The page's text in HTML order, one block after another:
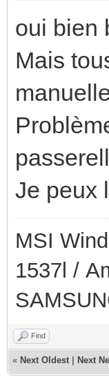
oui bien
Mais
Je peux
MSI
1537l /
Find
« Next Oldest Next